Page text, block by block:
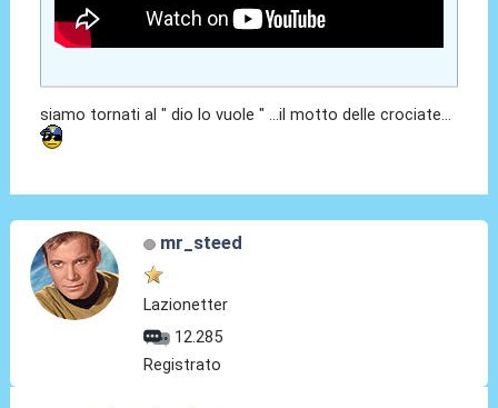
siamo tornati al " dio lo vuole " ...il motto delle crociate...
mr_steed
Lazionetter
12.285
Registrato